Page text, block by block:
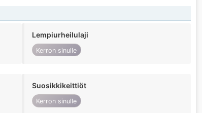
Lempiurheilulaji
Kerron sinulle
Suosikkikeittiöt
Kerron sinulle